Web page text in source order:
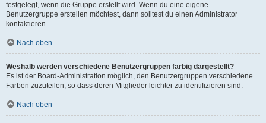
festgelegt, wenn die Gruppe erstellt wird. Wenn du eine eigene
Benutzergruppe erstellen möchtest, dann solltest du einen Administrator
kontaktieren.
Nach oben
Weshalb werden verschiedene Benutzergruppen farbig dargestellt?
Es ist der Board-Administration möglich, den Benutzergruppen verschiedene
Farben zuzuteilen, so dass deren Mitglieder leichter zu identifizieren sind.
Nach oben